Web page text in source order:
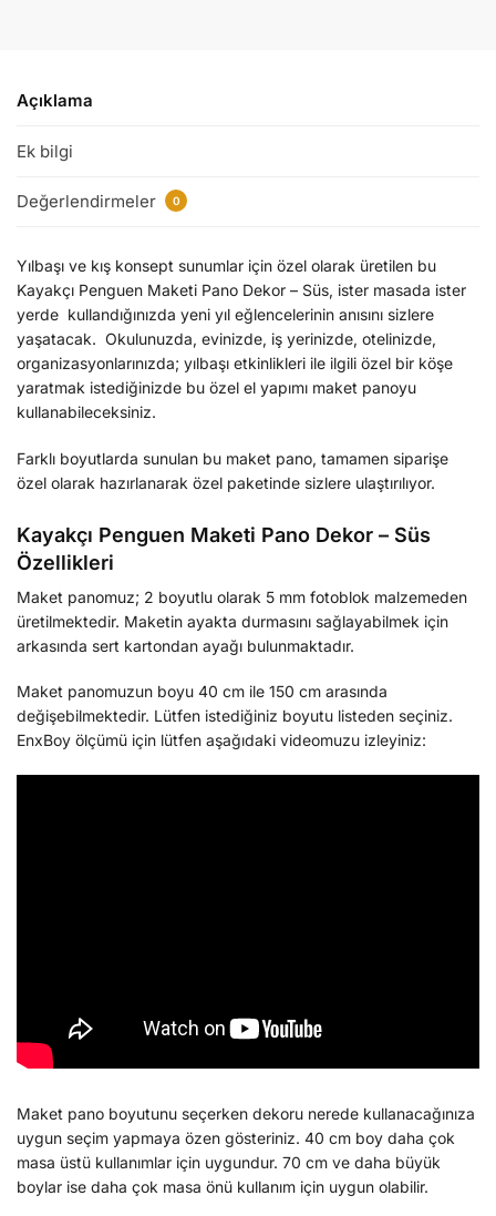
Açıklama
Ek bilgi
Değerlendirmeler 0
Yılbaşı ve kış konsept sunumlar için özel olarak üretilen bu
Kayakçı Penguen Maketi Pano Dekor – Süs, ister masada ister
yerde kullandığınızda yeni yıl eğlencelerinin anısını sizlere
yaşatacak. Okulunuzda, evinizde, iş yerinizde, otelinizde,
organizasyonlarınızda; yılbaşı etkinlikleri ile ilgili özel bir köşe
yaratmak istediğinizde bu özel el yapımı maket panoyu
kullanabileceksiniz.
Farklı boyutlarda sunulan bu maket pano, tamamen siparişe
özel olarak hazırlanarak özel paketinde sizlere ulaştırılıyor.
Kayakçı Penguen Maketi Pano Dekor – Süs
Özellikleri
Maket panomuz; 2 boyutlu olarak 5 mm fotoblok malzemeden
üretilmektedir. Maketin ayakta durmasını sağlayabilmek için
arkasında sert kartondan ayağı bulunmaktadır.
Maket panomuzun boyu 40 cm ile 150 cm arasında
değişebilmektedir. Lütfen istediğiniz boyutu listeden seçiniz.
EnxBoy ölçümü için lütfen aşağıdaki videomuzu izleyiniz:
Maket pano boyutunu seçerken dekoru nerede kullanacağınıza
uygun seçim yapmaya özen gösteriniz. 40 cm boy daha çok
masa üstü kullanımlar için uygundur. 70 cm ve daha büyük
boylar ise daha çok masa önü kullanım için uygun olabilir.